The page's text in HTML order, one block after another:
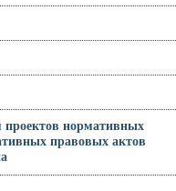
проектов нормативных
правовых актов